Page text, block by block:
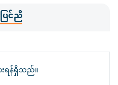
ြင်ညီ
းရန်ရှိသည်။